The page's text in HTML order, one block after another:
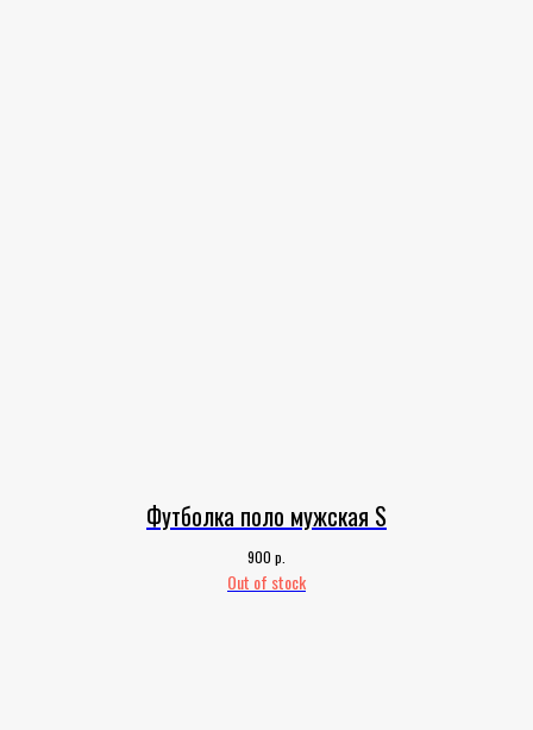
Футболка поло мужская S
900 р.
Out of stock